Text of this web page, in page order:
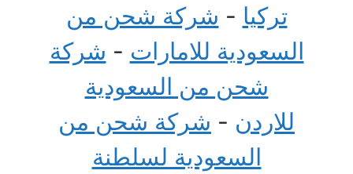
تركيا - شركة شحن من
السعودية للامارات - شركة
شحن من السعودية
للاردن - شركة شحن من
السعودية لسلطنة